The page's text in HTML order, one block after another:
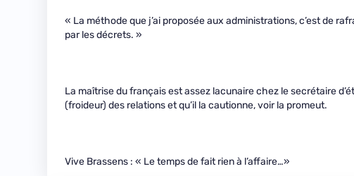
« La méthode que j’ai proposée aux administrations, c’est de
par les décrets. »
La maîtrise du français est assez lacunaire chez le secrétaire
(froideur) des relations et qu’il la cautionne, voir la promeut.
Vive Brassens : « Le temps de fait rien à l’affaire…»